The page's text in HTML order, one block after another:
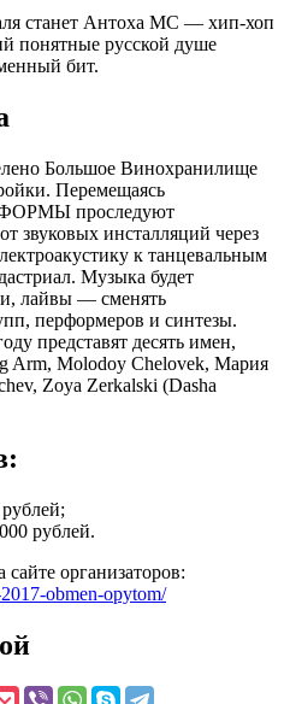
станет Антоха МС — хип-хоп
понятные русской душе
бит.
Большое Винохранилище
Перемещаясь
ФОРМЫ проследуют
звуковых инсталляций через
к танцевальным
Музыка будет
лайвы — сменять
перформеров и синтезы.
представят десять имен,
Arm, Molodoy Chelovek, Мария
Zoya Zerkalski (Dasha
рублей.
организаторов:
obmen-opytom/